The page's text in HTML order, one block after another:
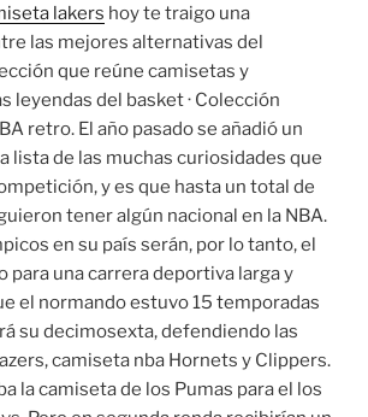
lakers hoy te traigo una
las mejores alternativas del
que reúne camisetas y
leyendas del basket · Colección
retro. El año pasado se añadió un
lista de las muchas curiosidades que
y es que hasta un total de
tener algún nacional en la NBA.
en su país serán, por lo tanto, el
una carrera deportiva larga y
el normando estuvo 15 temporadas
su decimosexta, defendiendo las
camiseta nba Hornets y Clippers.
la camiseta de los Pumas para el los